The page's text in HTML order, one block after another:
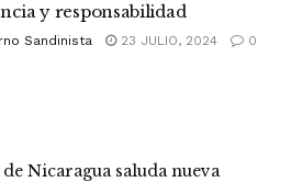
y responsabilidad
Sandinista 23 JULIO, 2024 0
Nicaragua saluda nueva